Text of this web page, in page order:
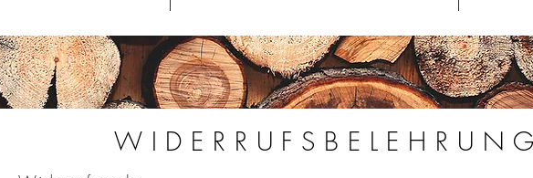
WIDERRUFSBELEHRUNG